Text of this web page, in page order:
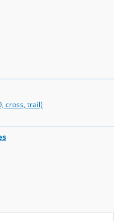
cross, trail)